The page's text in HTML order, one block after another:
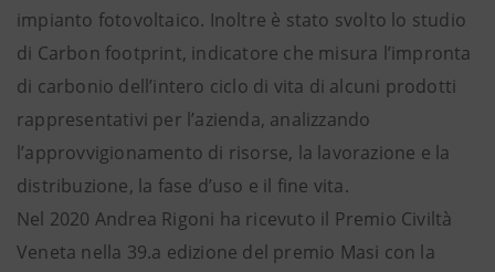
impianto fotovoltaico. Inoltre è stato svolto lo studio
di Carbon footprint, indicatore che misura l’impronta
di carbonio dell’intero ciclo di vita di alcuni prodotti
rappresentativi per l’azienda, analizzando
l’approvvigionamento di risorse, la lavorazione e la
distribuzione, la fase d’uso e il fine vita.
Nel 2020 Andrea Rigoni ha ricevuto il Premio Civiltà
Veneta nella 39.a edizione del premio Masi con la